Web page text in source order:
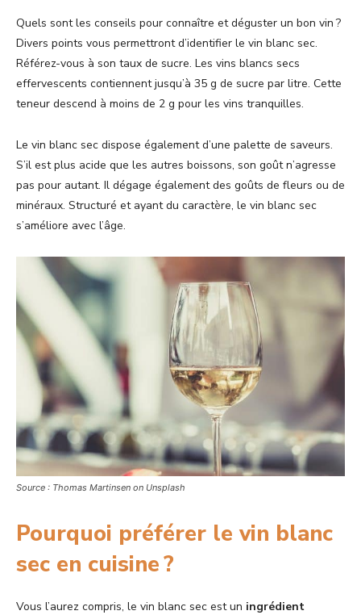
Quels sont les conseils pour connaître et déguster un bon vin ?
Divers points vous permettront d’identifier le vin blanc sec.
Référez-vous à son taux de sucre. Les vins blancs secs
effervescents contiennent jusqu’à 35 g de sucre par litre. Cette
teneur descend à moins de 2 g pour les vins tranquilles.
Le vin blanc sec dispose également d’une palette de saveurs.
S’il est plus acide que les autres boissons, son goût n’agresse
pas pour autant. Il dégage également des goûts de fleurs ou de
minéraux. Structuré et ayant du caractère, le vin blanc sec
s’améliore avec l’âge.
Source : Thomas Martinsen on Unsplash
Pourquoi préférer le vin blanc
sec en cuisine ?
Vous l’aurez compris, le vin blanc sec est un ingrédient